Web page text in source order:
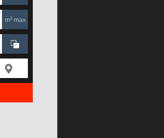
m² max